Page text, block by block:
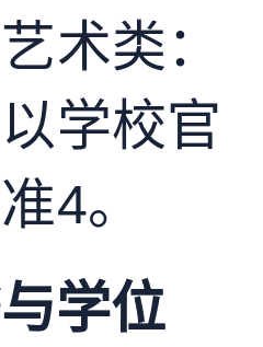
术类：
学校官
4。
学位